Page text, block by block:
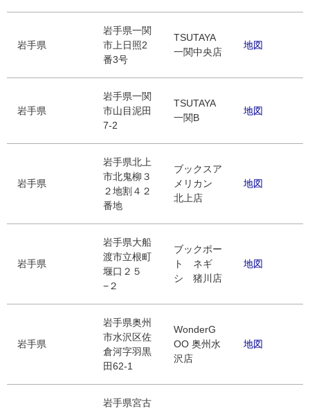
岩手県
岩手県一関
市上日照2
番3号
TSUTAYA
一関中央店
地図
岩手県
岩手県一関
市山目泥田
7-2
TSUTAYA
一関B
地図
岩手県
岩手県北上
市北鬼柳３
２地割４２
番地
ブックスア
メリカン
北上店
地図
岩手県
岩手県大船
渡市立根町
堰口２５
−２
ブックポー
ト ネギ
シ 猪川店
地図
岩手県
岩手県奥州
市水沢区佐
倉河字羽黒
田62-1
WonderG
OO 奥州水
沢店
地図
岩手県宮古